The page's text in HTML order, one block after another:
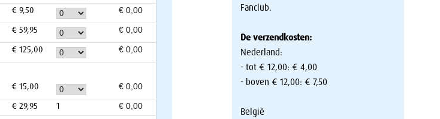
€ 9,50
€ 59,95
€ 125,00
€ 15,00
€ 29,95
1
Fanclub.
De verzendkosten:
Nederland:
- tot € 12,00: € 4,00
- boven € 12,00: € 7,50
België